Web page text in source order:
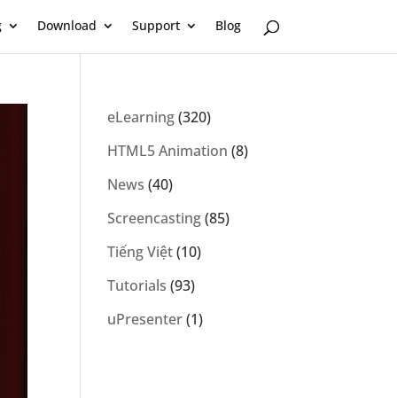
Download Support Blog
eLearning(320)
HTML5 Animation (8)
News (40)
Screencasting(85)
Tiếng Việt(10)
Tutorials (93)
uPresenter(1)